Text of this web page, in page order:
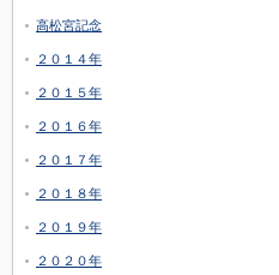
高松宮記念
２０１４年
２０１５年
２０１６年
２０１７年
２０１８年
２０１９年
２０２０年